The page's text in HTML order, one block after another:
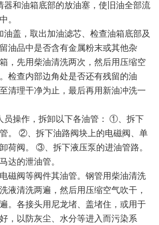
器和油箱底部的放油塞，使旧油全部流
。
油盖，取出加油滤芯、检查油箱底部及
油品中是否含有金属粉末或其他杂
，先用柴油清洗两次，然后用压缩空
检查内部边角处是否还有残留的油
清理干净为止，最后再用新油冲洗一
员操作，拆卸以下各油管： ①、拆下
。 ②、拆下油路阀块上的电磁阀、单
荷阀。 ③、拆下液压泵的进油管路。
达的泄油管。
磁阀等阀件其油管。钢管用柴油清洗
液清洗两遍，然后用压缩空气吹干，
。各接头用尼龙堵、盖堵住，或用于
，以防灰尘、水分等进入而污染系